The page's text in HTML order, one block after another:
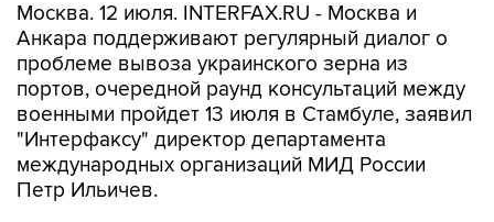
Москва. 12 июля. INTERFAX.RU - Москва и
Анкара поддерживают регулярный диалог о
проблеме вывоза украинского зерна из
портов, очередной раунд консультаций между
военными пройдет 13 июля в Стамбуле, заявил
"Интерфаксу" директор департамента
международных организаций МИД России
Петр Ильичев.